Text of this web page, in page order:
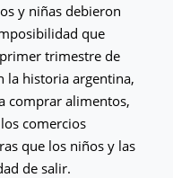
y niñas debieron
que
trimestre de
la historia argentina,
comprar alimentos,
comercios
que los niños y las
de salir.